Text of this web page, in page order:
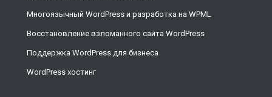
Многоязычный WordPress и разработка на WPML
Восстановление взломанного сайта WordPress
Поддержка WordPress для бизнеса
WordPress хостинг